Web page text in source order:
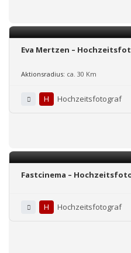
Eva Mertzen –
Aktionsradius: ca. 30 Km
H Hochzeitsfotograf
Fastcinema –
H Hochzeitsfotograf